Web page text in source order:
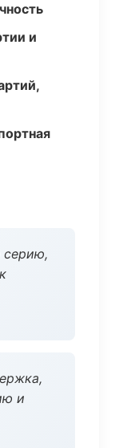
и
серию,
и